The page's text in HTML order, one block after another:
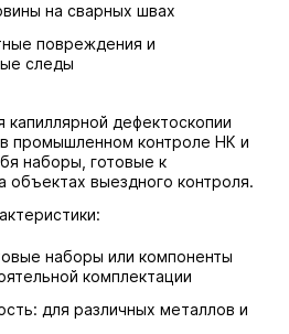
на сварных швах
повреждения и
следы
капиллярной дефектоскопии
промышленном контроле НК и
наборы, готовые к
объектах выездного контроля.
наборы или компоненты
комплектации
для различных металлов и